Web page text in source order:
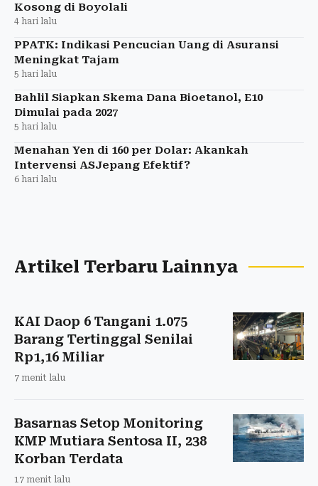
Kosong di Boyolali
4 hari lalu
PPATK: Indikasi Pencucian Uang di Asuransi
Meningkat Tajam
5 hari lalu
Bahlil Siapkan Skema Dana Bioetanol, E10
Dimulai pada 2027
5 hari lalu
Menahan Yen di 160 per Dolar: Akankah
Intervensi ASJepang Efektif?
6 hari lalu
Artikel Terbaru Lainnya
KAI Daop 6 Tangani 1.075
Barang Tertinggal Senilai
Rp1,16 Miliar
7 menit lalu
Basarnas Setop Monitoring
KMP Mutiara Sentosa II, 238
Korban Terdata
17 menit lalu